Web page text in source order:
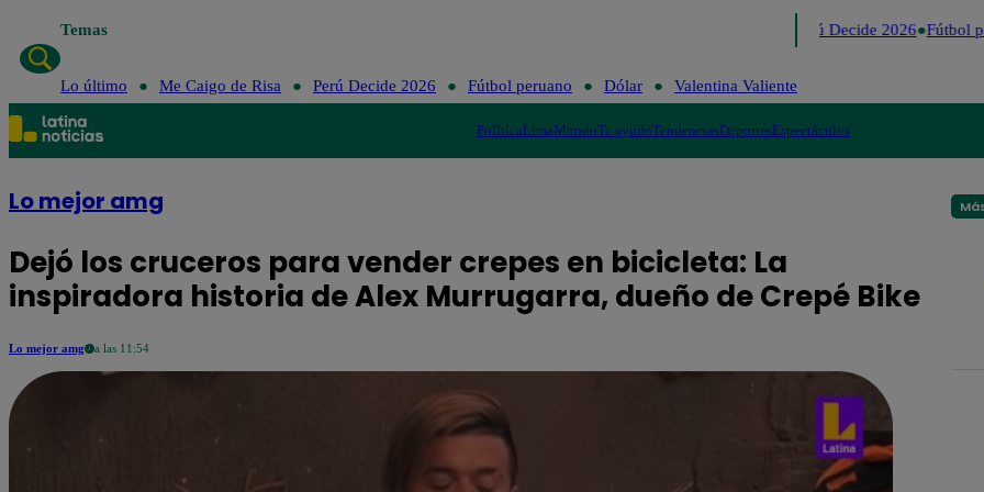
Temas Perú Decide 2026 Fútbol
Lo último Me Caigo de Risa Perú Decide 2026 Fútbol peruano Dólar Valentina Valiente
PolíticaLimaMundoTe ayudoTendenciasDeportesEspectáculos
Lo mejor amg
Dejó los cruceros para vender crepes en bicicleta: La
inspiradora historia de Alex Murrugarra, dueño de Crepé Bike
Lo mejor amg a las 11:54